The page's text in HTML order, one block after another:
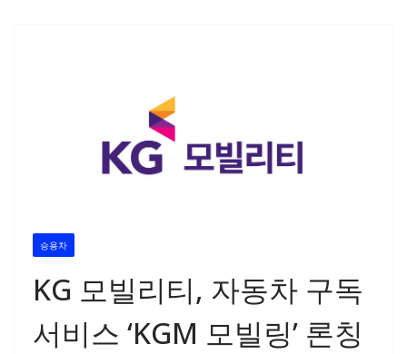
승용차
KG 모빌리티, 자동차 구독
서비스 ‘KGM 모빌링’ 론칭